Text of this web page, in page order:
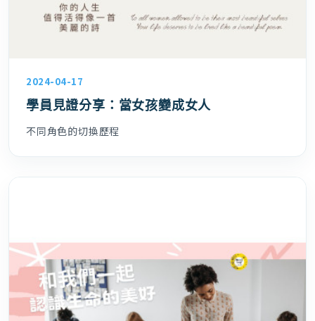
2024-04-17
學員見證分享：當女孩變成女人
不同角色的切換歷程